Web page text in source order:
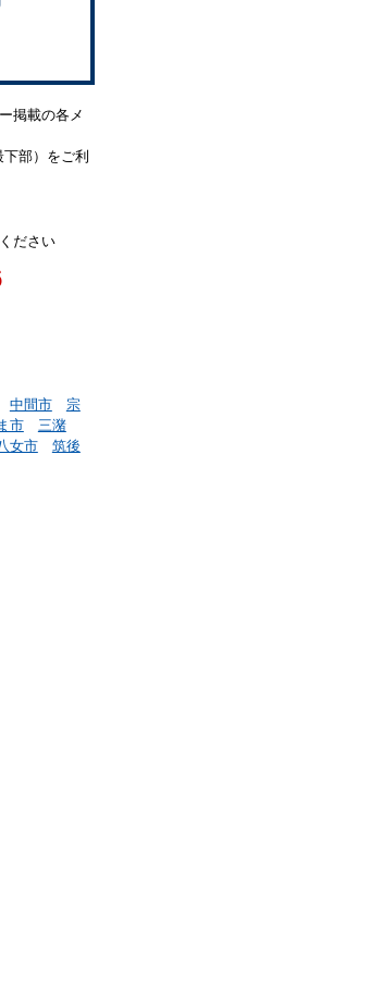
掲載の各メ
部）をご利
ださい
中間市
宗
市
三潴
女市
筑後